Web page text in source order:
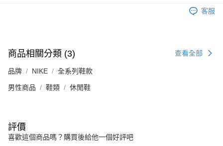
客服
商品相關分類 (3) 查看全部
品牌 NIKE 全系列鞋款
男性商品 鞋類 休閒鞋
評價
喜歡這個商品嗎？購買後給他一個好評吧